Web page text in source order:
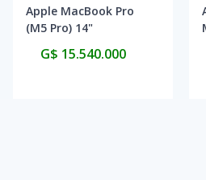
Apple MacBook Pro
(M5 Pro) 14"
2026 - Space Black
G$ 15.540.000